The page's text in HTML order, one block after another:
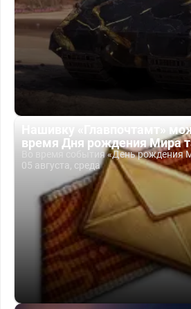
Нашивку «Главпочтамт»
время Дня рождения Мира
Во время события «День рождения
05 августа, среда